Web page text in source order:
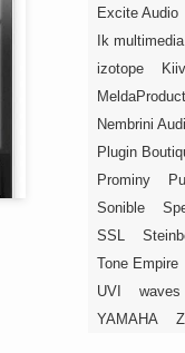
Excite Audio
Ik multimedia
izotope
Nembrini
Plugin
Prominy
Sonible
SSL
Tone Empire
UVI
waves
YAMAHA